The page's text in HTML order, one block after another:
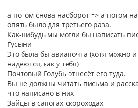
а потом снова наоборот => а потом
опять было для третьего раза.
Как-нибудь мы могли бы написать
Гусыни
Это была бы авиапочта (хотя можно
надеются, как у тебя)
Почтовый Голубь отнесёт его туда.
Вы не должны читать письма и
что написано в них
Зайцы в сапогах-скороходах